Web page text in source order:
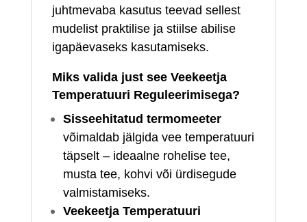
juhtmevaba kasutus teevad sellest
mudelist praktilise ja stiilse abilise
igapäevaseks kasutamiseks.
Miks valida just see Veekeetja
Temperatuuri Reguleerimisega?
Sisseehitatud termomeeter
võimaldab jälgida vee temperatuuri
täpselt – ideaalne rohelise tee,
musta tee, kohvi või ürdisegude
valmistamiseks.
Veekeetja Temperatuuri